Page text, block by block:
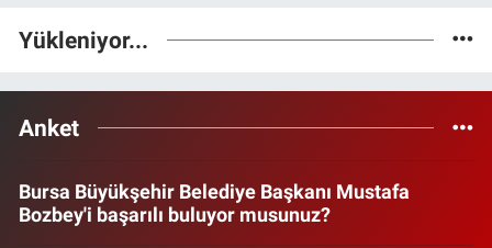
Yükleniyor...
Anket
Bursa Büyükşehir Belediye Başkanı Mustafa
Bozbey'i başarılı buluyor musunuz?